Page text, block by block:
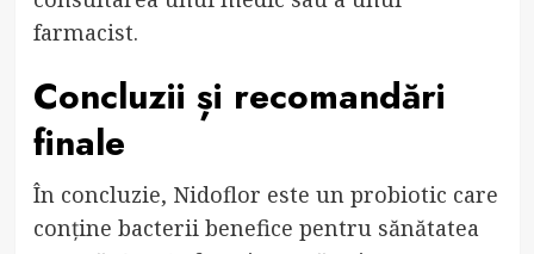
farmacist.
Concluzii și recomandări
finale
În concluzie, Nidoflor este un probiotic care
conține bacterii benefice pentru sănătatea